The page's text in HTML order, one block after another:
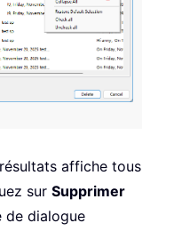
affiche tous
sur Supprimer
de dialogue